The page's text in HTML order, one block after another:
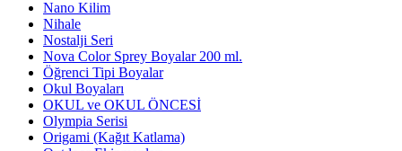
Nano Kilim
Nihale
Nostalji Seri
Nova Color Sprey Boyalar 200 ml.
Öğrenci Tipi Boyalar
Okul Boyaları
OKUL ve OKUL ÖNCESİ
Olympia Serisi
Origami (Kağıt Katlama)